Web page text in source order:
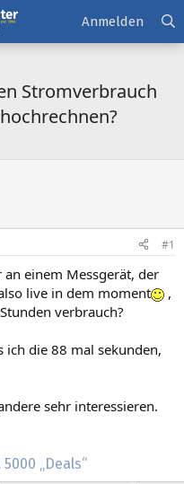
5000 „Deals“
Anmelden
Stromverbrauch
#1
an einem Messgerät, der
live in dem moment
,
verbrauch?
ich die 88 mal sekunden,
sehr interessieren.